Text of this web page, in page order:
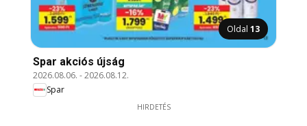
Oldal 13
Spar akciós újság
2026.08.06. -2026.08.12.
Spar
HIRDETÉS